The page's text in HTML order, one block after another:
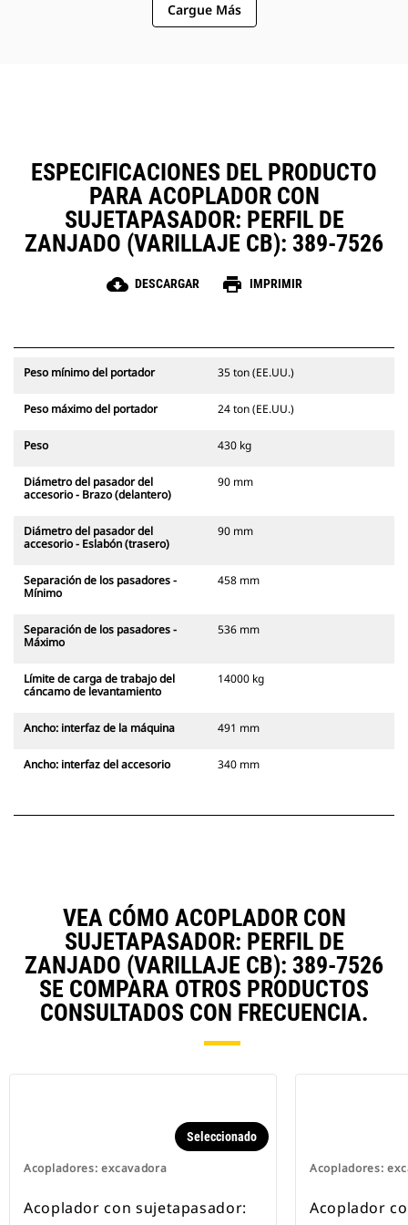
ISO13031, EN474 y AS 4772:2008.
Simplifique las tareas de
Cargue Más
ESPECIFICACIONES DEL PRODUCTO
PARA ACOPLADOR CON
SUJETAPASADOR: PERFIL DE
ZANJADO (VARILLAJE CB): 389-7526
cloud_download DESCARGAR print IMPRIMIR
Peso mínimo del portador 35 ton (EE.UU.)
Peso máximo del portador 24 ton (EE.UU.)
Peso 430 kg
Diámetro del pasador del
accesorio - Brazo (delantero)
90 mm
Diámetro del pasador del
accesorio - Eslabón (trasero)
90 mm
Separación de los pasadores -
Mínimo
458 mm
Separación de los pasadores -
Máximo
536 mm
Límite de carga de trabajo del
cáncamo de levantamiento
14000 kg
Ancho: interfaz de la máquina 491 mm
Ancho: interfaz del accesorio 340 mm
VEA CÓMO ACOPLADOR CON
SUJETAPASADOR: PERFIL DE
ZANJADO (VARILLAJE CB): 389-7526
SE COMPARA OTROS PRODUCTOS
CONSULTADOS CON FRECUENCIA.
Acopladores: excavadora
Seleccionado
Acoplador con sujetapasador:
Acopladores:
Acoplador